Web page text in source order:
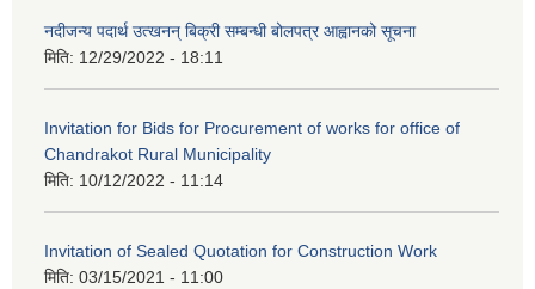
नदीजन्य पदार्थ उत्खनन् बिक्री सम्बन्धी बोलपत्र आह्वानको सूचना
मिति: 12/29/2022 - 18:11
Invitation for Bids for Procurement of works for office of
Chandrakot Rural Municipality
मिति: 10/12/2022 - 11:14
Invitation of Sealed Quotation for Construction Work
मिति: 03/15/2021 - 11:00